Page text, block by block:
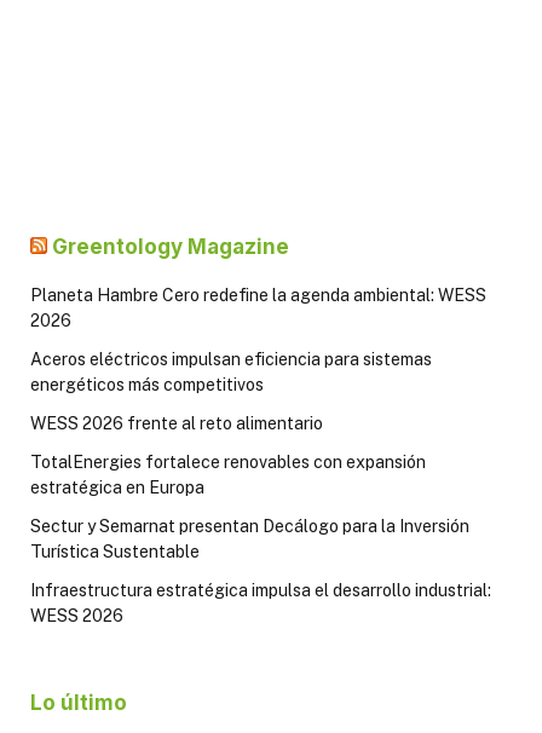
Greentology Magazine
Planeta Hambre Cero redefine la agenda ambiental: WESS
2026
Aceros eléctricos impulsan eficiencia para sistemas
energéticos más competitivos
WESS 2026 frente al reto alimentario
TotalEnergies fortalece renovables con expansión
estratégica en Europa
Sectur y Semarnat presentan Decálogo para la Inversión
Turística Sustentable
Infraestructura estratégica impulsa el desarrollo industrial:
WESS 2026
Lo último